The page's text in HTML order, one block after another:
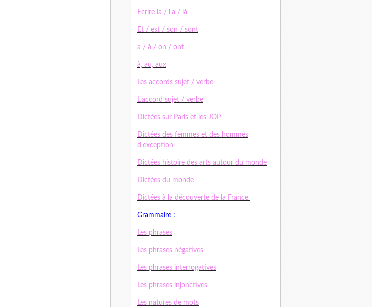
Ecrire la / l'a / là
Et / est / son / sont
a / à / on / ont
à, au, aux
Les accords sujet / verbe
L'accord sujet / verbe
Dictées sur Paris et les JOP
Dictées des femmes et des hommes
d'exception
Dictées histoire des arts autour du monde
Dictées du monde
Dictées à la découverte de la France
Grammaire :
Les phrases
Les phrases négatives
Les phrases interrogatives
Les phrases injonctives
Les natures de mots